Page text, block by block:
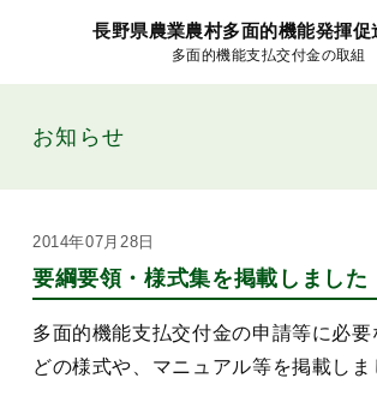
長野県農業農村多面的機能発揮促
多面的機能支払交付金の取組
お知らせ
2014年07月28日
要綱要領・様式集を掲載しました
多面的機能支払交付金の申請等に必要
どの様式や、マニュアル等を掲載しま